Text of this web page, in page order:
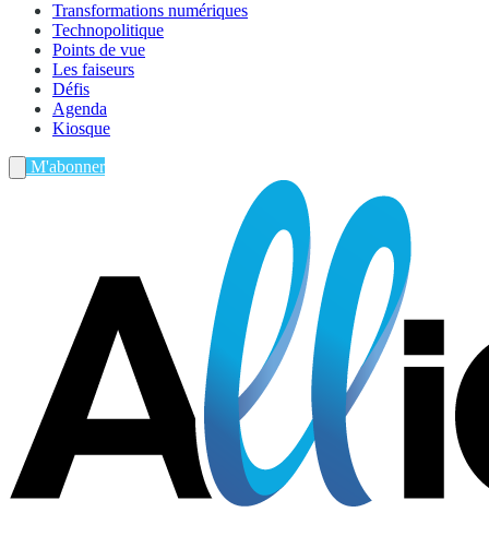
Transformations numériques
Technopolitique
Points de vue
Les faiseurs
Défis
Agenda
Kiosque
M'abonner